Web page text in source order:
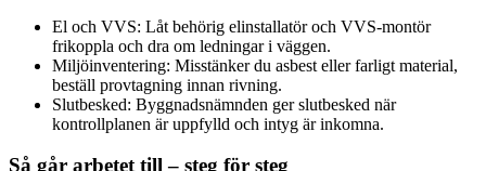
El och VVS: Låt behörig elinstallatör och VVS-montör
frikoppla och dra om ledningar i väggen.
Miljöinventering: Misstänker du asbest eller farligt material,
beställ provtagning innan rivning.
Slutbesked: Byggnadsnämnden ger slutbesked när
kontrollplanen är uppfylld och intyg är inkomna.
Så går arbetet till – steg för steg